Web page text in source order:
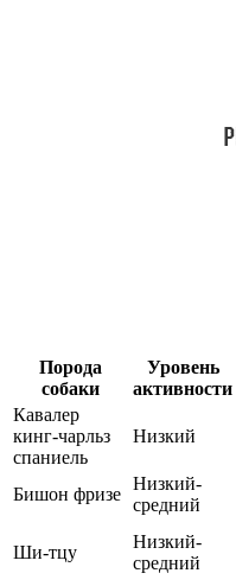
Порода
собаки
Уровень
активности
Кавалер
кинг-чарльз
спаниель
Низкий
Бишон фризе
Низкий-
средний
Ши-тцу
Низкий-
средний